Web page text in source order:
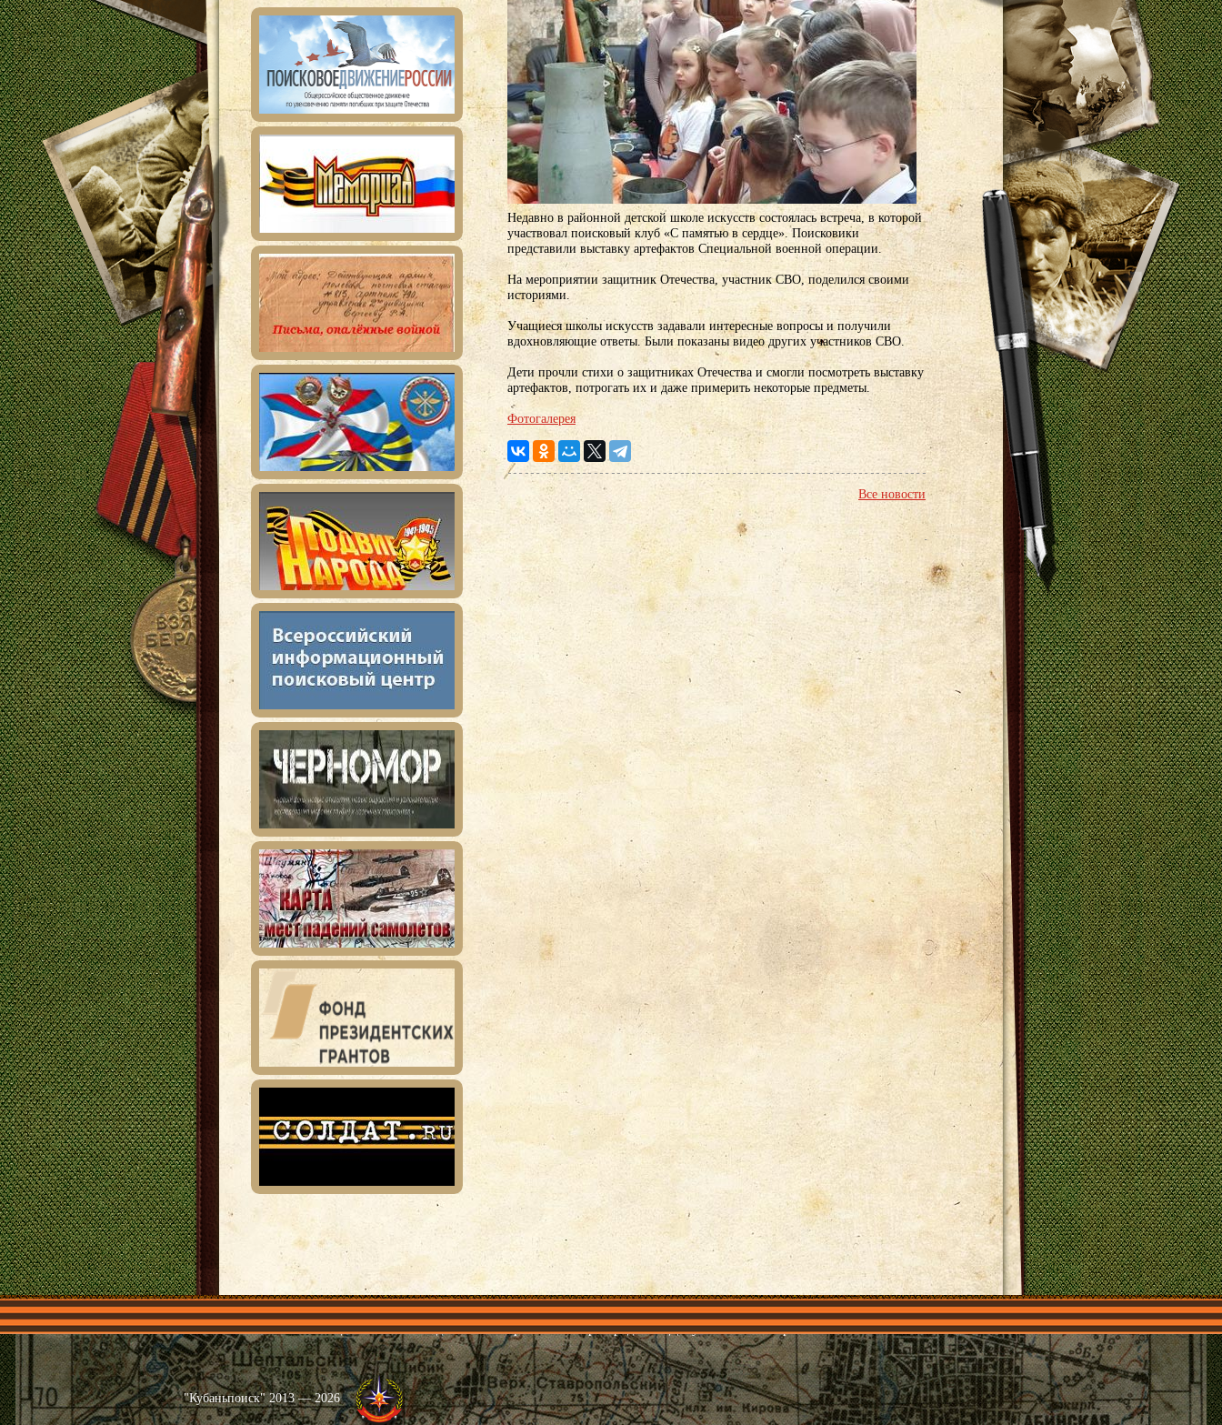
Недавно в районной детской школе искусств состоялась встреча, в которой
участвовал поисковый клуб «С памятью в сердце». Поисковики
представили выставку артефактов Специальной военной операции.
На мероприятии защитник Отечества, участник СВО, поделился своими
историями.
Учащиеся школы искусств задавали интересные вопросы и получили
вдохновляющие ответы. Были показаны видео других участников СВО.
Дети прочли стихи о защитниках Отечества и смогли посмотреть выставку
артефактов, потрогать их и даже примерить некоторые предметы.
Фотогалерея
Все новости
Главная Имена Общественные объединения Проекты Герои рядом Документы Галерея О нас
"Кубаньпоиск" 2013 — 2026